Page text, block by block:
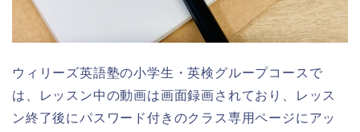
ウィリーズ英語塾の小学生・英検グループコースで
は、レッスン中の動画は画面録画されており、レッス
ン終了後にパスワード付きのクラス専用ページにアッ